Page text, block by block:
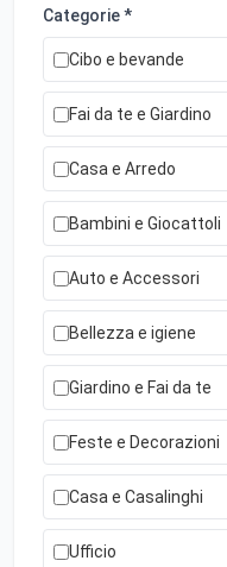
Categorie *
Cibo e bevande
Fai da te e Giardino
Casa e Arredo
Bambini e Giocattoli
Auto e Accessori
Bellezza e igiene
Giardino e Fai da te
Feste e Decorazioni
Casa e Casalinghi
Ufficio